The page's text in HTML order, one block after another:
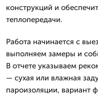
конструкций и
теплопередачи.
Работа начинается с
выполняем замеры и
В отчете указываем
— сухая или влажная
пароизоляции, вариант